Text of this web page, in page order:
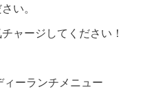
い。
ャージしてください！
ィーランチメニュー